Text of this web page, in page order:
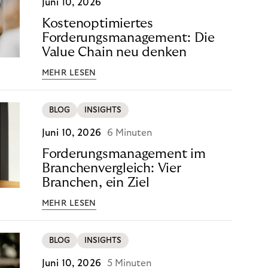
Juni 10, 2026
Kostenoptimiertes
Forderungsmanagement: Die
Value Chain neu denken
MEHR LESEN
BLOG INSIGHTS
Juni 10, 2026 6 Minuten
Forderungsmanagement im
Branchenvergleich: Vier
Branchen, ein Ziel
MEHR LESEN
BLOG INSIGHTS
Juni 10, 2026 5 Minuten